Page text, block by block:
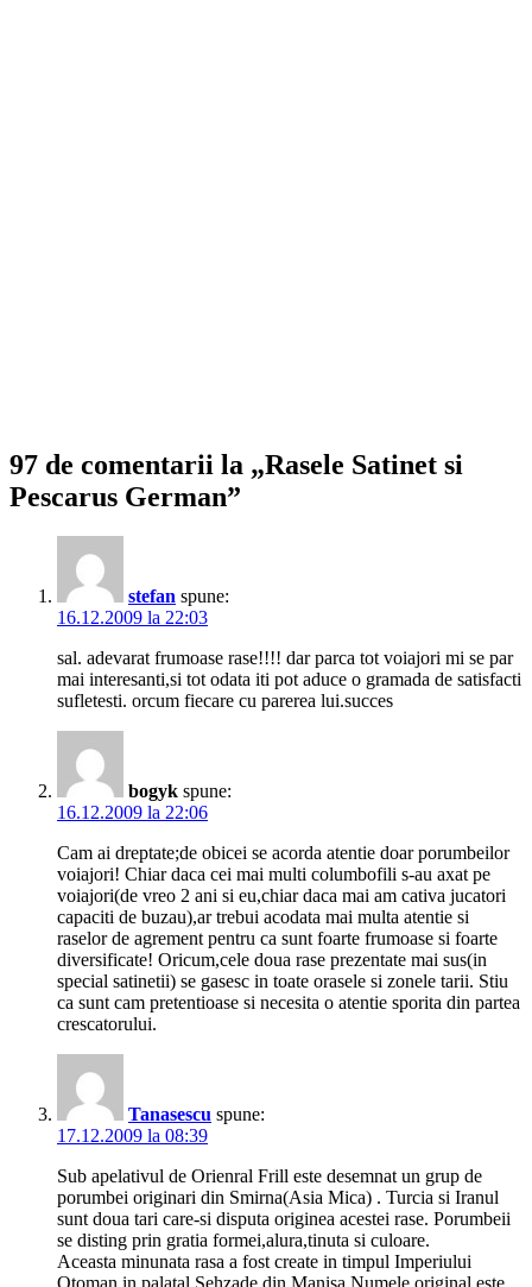
97 de comentarii la „Rasele Satinet si
Pescarus German”
stefan spune:
16.12.2009 la 22:03
sal. adevarat frumoase rase!!!! dar parca tot voiajori mi se par
mai interesanti,si tot odata iti pot aduce o gramada de satisfacti
sufletesti. orcum fiecare cu parerea lui.succes
bogyk spune:
16.12.2009 la 22:06
Cam ai dreptate;de obicei se acorda atentie doar porumbeilor
voiajori! Chiar daca cei mai multi columbofili s-au axat pe
voiajori(de vreo 2 ani si eu,chiar daca mai am cativa jucatori
capaciti de buzau),ar trebui acodata mai multa atentie si
raselor de agrement pentru ca sunt foarte frumoase si foarte
diversificate! Oricum,cele doua rase prezentate mai sus(in
special satinetii) se gasesc in toate orasele si zonele tarii. Stiu
ca sunt cam pretentioase si necesita o atentie sporita din partea
crescatorului.
Tanasescu spune:
17.12.2009 la 08:39
Sub apelativul de Orienral Frill este desemnat un grup de
porumbei originari din Smirna(Asia Mica) . Turcia si Iranul
sunt doua tari care-si disputa originea acestei rase. Porumbeii
se disting prin gratia formei,alura,tinuta si culoare.
Aceasta minunata rasa a fost create in timpul Imperiului